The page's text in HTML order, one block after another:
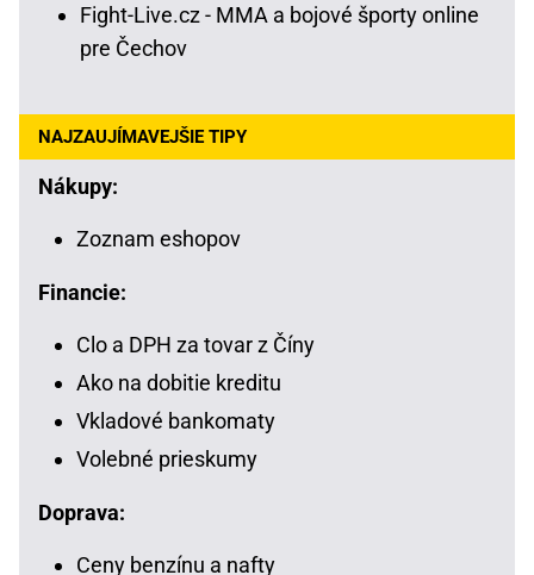
Fight-Live.cz - MMA a bojové športy online
pre Čechov
NAJZAUJÍMAVEJŠIE TIPY
Nákupy:
Zoznam eshopov
Financie:
Clo a DPH za tovar z Číny
Ako na dobitie kreditu
Vkladové bankomaty
Volebné prieskumy
Doprava:
Ceny benzínu a nafty